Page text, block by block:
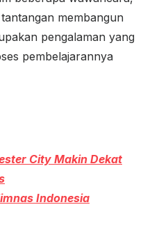
membangun
pengalaman yang
pembelajarannya
City Makin Dekat
Indonesia